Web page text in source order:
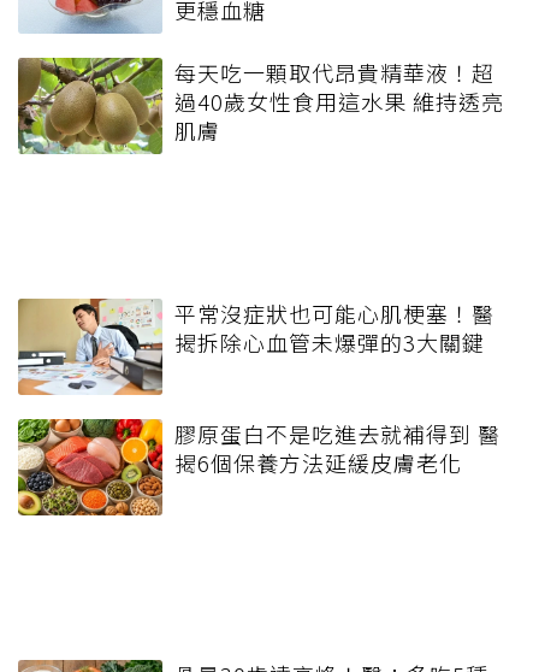
更穩血糖
每天吃一顆取代昂貴精華液！超
過40歲女性食用這水果 維持透亮
肌膚
平常沒症狀也可能心肌梗塞！醫
揭拆除心血管未爆彈的3大關鍵
膠原蛋白不是吃進去就補得到 醫
揭6個保養方法延緩皮膚老化